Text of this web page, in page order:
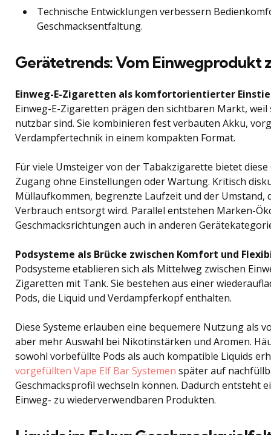
Technische Entwicklungen verbessern
Geschmacksentfaltung.
Gerätetrends: Vom Einwegprodukt
Einweg-E-Zigaretten als komfortorientierter
Einweg-E-Zigaretten prägen den sichtbaren Markt,
nutzbar sind. Sie kombinieren fest verbauten Akku,
Verdampfertechnik in einem kompakten Format.
Für viele Umsteiger von der Tabakzigarette bietet
Zugang ohne Einstellungen oder Wartung. Kritisch
Müllaufkommen, begrenzte Laufzeit und der Umstand,
Verbrauch entsorgt wird. Parallel entstehen Marken-
Geschmacksrichtungen auch in anderen
Podsysteme als Brücke zwischen Komfort und
Podsysteme etablieren sich als Mittelweg zwischen
Zigaretten mit Tank. Sie bestehen aus einer
Pods, die Liquid und Verdampferkopf enthalten.
Diese Systeme erlauben eine bequemere Nutzung als
aber mehr Auswahl bei Nikotinstärken und Aromen.
sowohl vorbefüllte Pods als auch kompatible Liquids
vorgefüllten Vape Elf Bar Systemen später auf
Geschmacksprofil wechseln können. Dadurch entsteht
Einweg- zu wiederverwendbaren Produkten.